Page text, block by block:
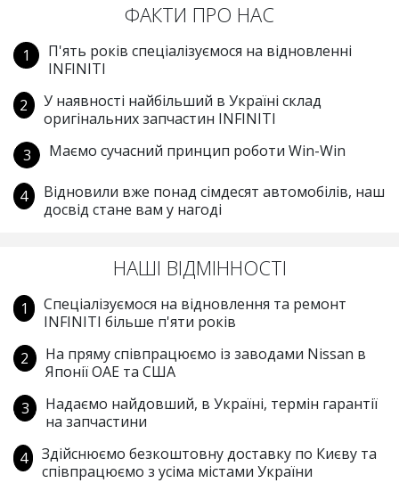
ФАКТИ ПРО НАС
П'ять років спеціалізуємося на відновленні
INFINITI
У наявності найбільший в Україні склад
оригінальних запчастин INFINITI
Маємо сучасний принцип роботи Win-Win
Відновили вже понад сімдесят автомобілів, наш
досвід стане вам у нагоді
НАШІ ВІДМІННОСТІ
Спеціалізуємося на відновлення та ремонт
INFINITI більше п'яти років
На пряму співпрацюємо із заводами Nissan в
Японії ОАЕ та США
Надаємо найдовший, в Україні, термін гарантії
на запчастини
Здійснюємо безкоштовну доставку по Києву та
співпрацюємо з усіма містами України